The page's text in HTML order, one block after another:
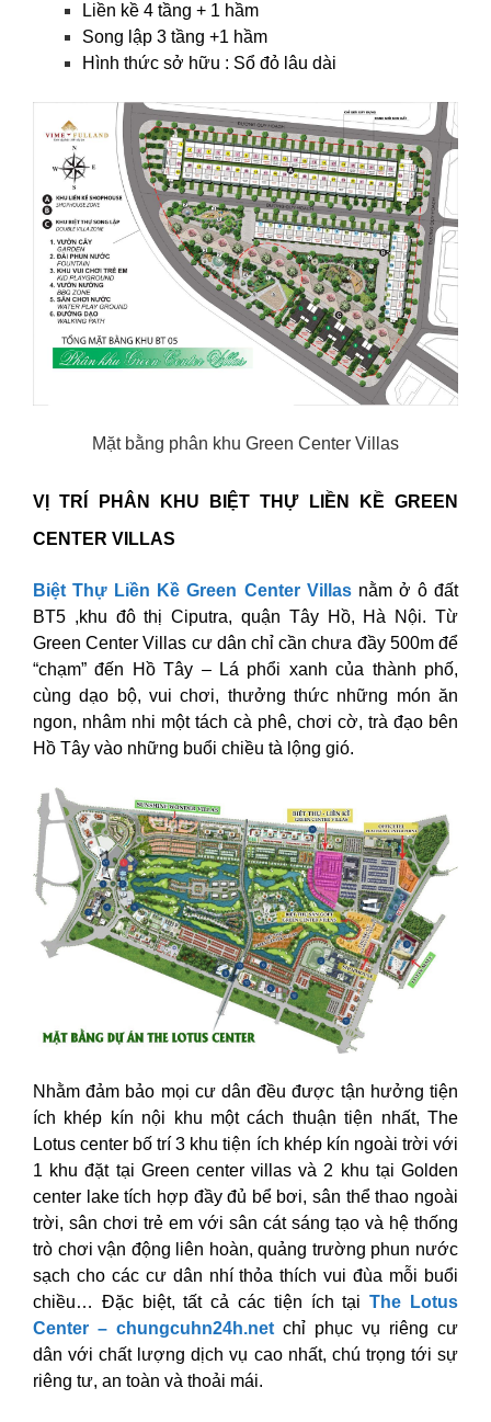
Liền kề 4 tầng + 1 hầm
Song lập 3 tầng +1 hầm
Hình thức sở hữu : Sổ đỏ lâu dài
Mặt bằng phân khu Green Center Villas
VỊ TRÍ PHÂN KHU BIỆT THỰ LIỀN KỀ GREEN
CENTER VILLAS
Biệt Thự Liền Kề Green Center Villasnằm ở ô đất
BT5 ,khu đô thị Ciputra, quận Tây Hồ, Hà Nội. Từ
Green Center Villas cư dân chỉ cần chưa đầy 500m để
“chạm” đến Hồ Tây – Lá phổi xanh của thành phố,
cùng dạo bộ, vui chơi, thưởng thức những món ăn
ngon, nhâm nhi một tách cà phê, chơi cờ, trà đạo bên
Hồ Tây vào những buổi chiều tà lộng gió.
Nhằm đảm bảo mọi cư dân đều được tận hưởng tiện
ích khép kín nội khu một cách thuận tiện nhất, The
Lotus center bố trí 3 khu tiện ích khép kín ngoài trời với
1 khu đặt tại Green center villas và 2 khu tại Golden
center lake tích hợp đầy đủ bể bơi, sân thể thao ngoài
trời, sân chơi trẻ em với sân cát sáng tạo và hệ thống
trò chơi vận động liên hoàn, quảng trường phun nước
sạch cho các cư dân nhí thỏa thích vui đùa mỗi buổi
chiều… Đặc biệt, tất cả các tiện ích tạiThe Lotus
Center – chungcuhn24h.net chỉ phục vụ riêng cư
dân với chất lượng dịch vụ cao nhất, chú trọng tới sự
riêng tư, an toàn và thoải mái.